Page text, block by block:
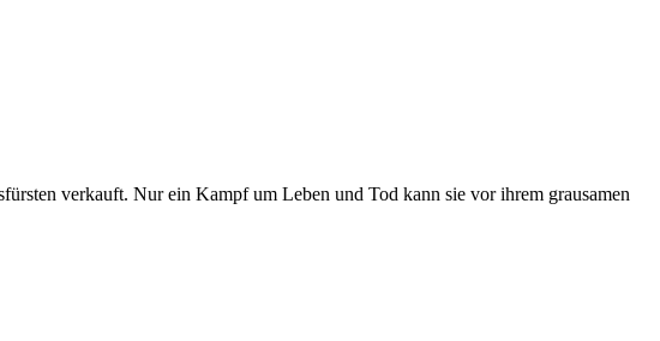
verkauft. Nur ein Kampf um Leben und Tod kann sie vor ihrem grausamen